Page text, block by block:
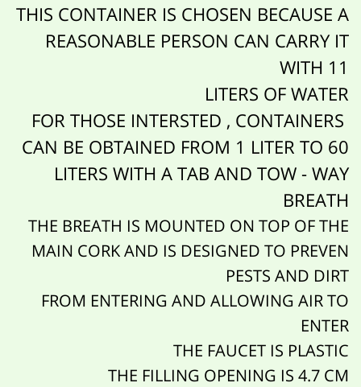
THIS CONTAINER IS CHOSEN BECAUSE A
REASONABLE PERSON CAN CARRY IT
WITH 11
LITERS OF WATER
FOR THOSE INTERSTED , CONTAINERS
CAN BE OBTAINED FROM 1 LITER TO 60
LITERS WITH A TAB AND TOW - WAY
BREATH
THE BREATH IS MOUNTED ON TOP OF THE
MAIN CORK AND IS DESIGNED TO PREVEN
PESTS AND DIRT
FROM ENTERING AND ALLOWING AIR TO
ENTER
THE FAUCET IS PLASTIC
THE FILLING OPENING IS 4.7 CM